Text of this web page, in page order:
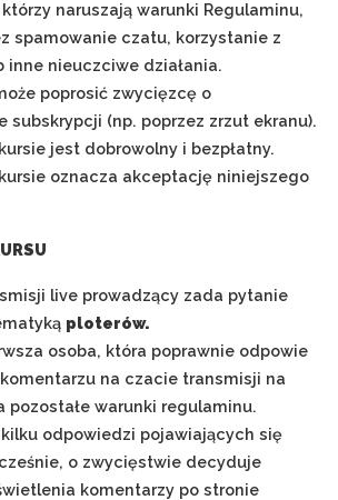
naruszają warunki Regulaminu,
spamowanie czatu, korzystanie z
inne nieuczciwe działania.
poprosić zwycięzcę o
subskrypcji (np. poprzez zrzut ekranu).
jest dobrowolny i bezpłatny.
oznacza akceptację niniejszego
live prowadzący zada pytanie
ploterów.
osoba, która poprawnie odpowie
na czacie transmisji na
pozostałe warunki regulaminu.
odpowiedzi pojawiających się
o zwycięstwie decyduje
komentarzy po stronie